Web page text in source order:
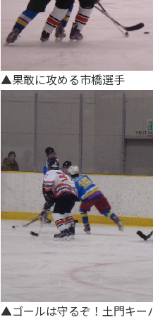
▲果敢に攻める市橋選手
▲ゴールは守るぞ！土門キー